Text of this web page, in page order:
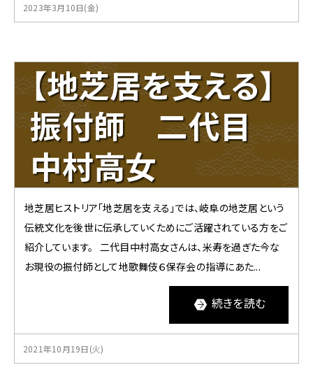
2023年3月10日(金)
【地芝居を支える】
振付師 二代目
中村高女
地芝居ヒストリア「地芝居を支える」では、岐阜の地芝居という
伝統文化を後世に伝承していくためにご活躍されている方をご
紹介しています。 二代目中村高女さんは、米寿を過ぎた今な
お現役の振付師として地歌舞伎６保存会の指導にあた...
続きを読む
2021年10月19日(火)